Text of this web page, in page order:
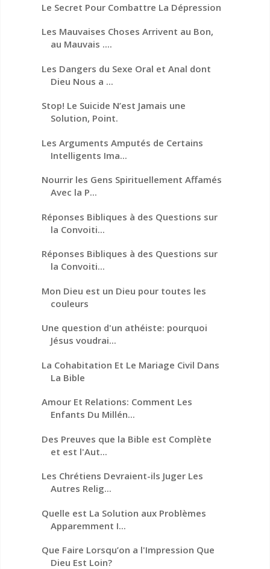
Le Secret Pour Combattre La Dépression
Les Mauvaises Choses Arrivent au Bon,
au Mauvais ....
Les Dangers du Sexe Oral et Anal dont
Dieu Nous a ...
Stop! Le Suicide N’est Jamais une
Solution, Point.
Les Arguments Amputés de Certains
Intelligents Ima...
Nourrir les Gens Spirituellement Affamés
Avec la P...
Réponses Bibliques à des Questions sur
la Convoiti...
Réponses Bibliques à des Questions sur
la Convoiti...
Mon Dieu est un Dieu pour toutes les
couleurs
Une question d'un athéiste: pourquoi
Jésus voudrai...
La Cohabitation Et Le Mariage Civil Dans
La Bible
Amour Et Relations: Comment Les
Enfants Du Millén...
Des Preuves que la Bible est Complète
et est l'Aut...
Les Chrétiens Devraient-ils Juger Les
Autres Relig...
Quelle est La Solution aux Problèmes
Apparemment I...
Que Faire Lorsqu’on a l'Impression Que
Dieu Est Loin?